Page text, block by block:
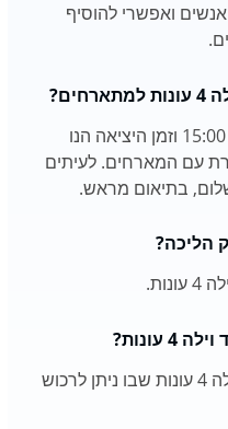
וילה 4 עונות מיועדת לארח כ- 15 אנשים ואפשרי להוסיף
זמן הכניסה הנו בדרך כלל בשעה 15:00 וזמן היציאה הנו
אחרת עם המארחים. לעיתים
בתיאום מראש.
הליכה?
יש מכולת/ סופרמרקט בקרבת וילה 4 עונות שבו ניתן לרכוש